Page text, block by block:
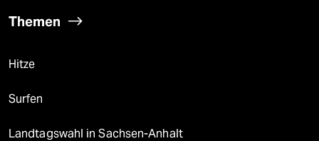
Themen
Hitze
Surfen
Landtagswahl in Sachsen-Anhalt